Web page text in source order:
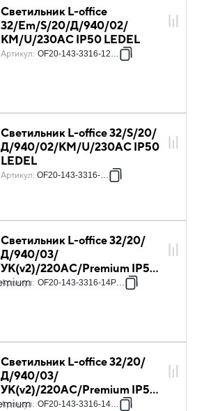
Светильник L-office
32/Em/S/20/Д/940/02/
КМ/U/230AC IP50 LEDEL
Артикул: OF20-143-3316-124P4
Светильник L-office 32/S/20/
Д/940/02/КМ/U/230AC IP50
LEDEL
Артикул: OF20-143-3316-143
Светильник L-office 32/20/
Д/940/03/
УК(v2)/220AC/Premium IP50
S Em DALI LEDEL
Артикул: OF20-143-3316-14P38S
Светильник L-office 32/20/
Д/940/03/
УК(v2)/220AC/Premium IP50
S DALI LEDEL
Артикул: OF20-143-3316-14P61